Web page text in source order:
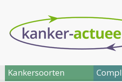
Kankersoorten